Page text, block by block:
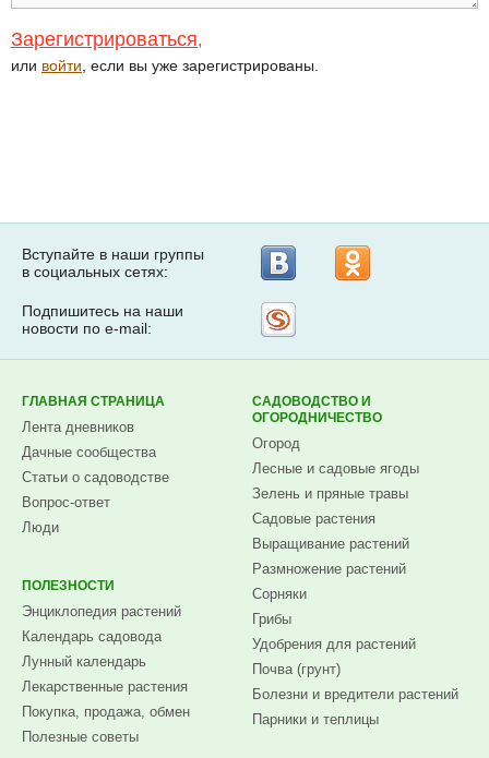
Зарегистрироваться,
или войти , если вы уже зарегистрированы.
Вступайте в наши группы
в социальных сетях:
Подпишитесь на наши
новости по e-mail:
ГЛАВНАЯ СТРАНИЦА
Лента дневников
Дачные сообщества
Статьи о садоводстве
Вопрос-ответ
Люди
ПОЛЕЗНОСТИ
Энциклопедия растений
Календарь садовода
Лунный календарь
Лекарственные растения
Покупка, продажа, обмен
Полезные советы
САДОВОДСТВО И
ОГОРОДНИЧЕСТВО
Огород
Лесные и садовые ягоды
Зелень и пряные травы
Садовые растения
Выращивание растений
Размножение растений
Сорняки
Грибы
Удобрения для растений
Почва (грунт)
Болезни и вредители растений
Парники и теплицы